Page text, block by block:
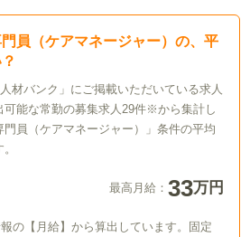
員（ケアマネージャー）の、平
材バンク」にご掲載いただいている求人
可能な常勤の募集求人29件※から集計し
員（ケアマネージャー）」条件の平均
最高月給： 33万円
の【月給】から算出しています。固定